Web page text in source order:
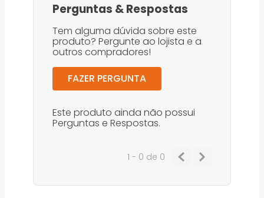
Perguntas &Respostas
Tem alguma dúvida sobre este
produto? Pergunte ao lojista e a
outros compradores!
FAZER PERGUNTA
Este produto ainda não possui
Perguntas e Respostas.
1 - 0 de 0